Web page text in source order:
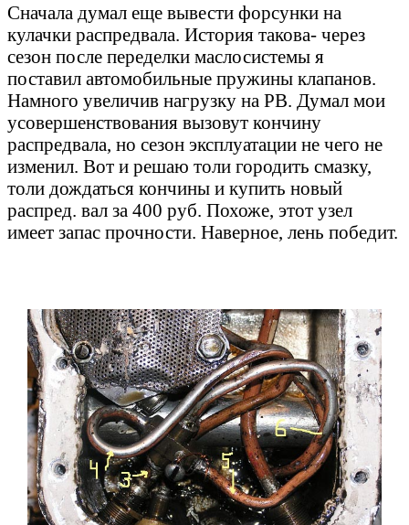
Сначала думал еще вывести форсунки на
кулачки распредвала. История такова- через
сезон после переделки маслосистемы я
поставил автомобильные пружины клапанов.
Намного увеличив нагрузку на РВ. Думал мои
усовершенствования вызовут кончину
распредвала, но сезон эксплуатации не чего не
изменил. Вот и решаю толи городить смазку,
толи дождаться кончины и купить новый
распред. вал за 400 руб. Похоже, этот узел
имеет запас прочности. Наверное, лень победит.